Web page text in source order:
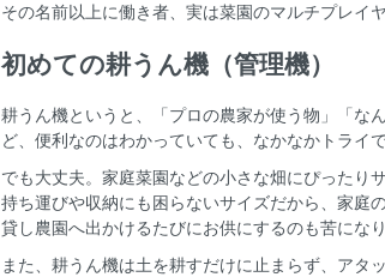
その名前以上に働き者、実は菜園のマルチプレイ
初めての耕うん機（管理機）
耕うん機というと、「プロの農家が使う物」「な
ど、便利なのはわかっていても、なかなかトライ
でも大丈夫。家庭菜園などの小さな畑にぴったり
持ち運びや収納にも困らないサイズだから、家庭
貸し農園へ出かけるたびにお供にするのも苦になり
また、耕うん機は土を耕すだけに止まらず、アタ